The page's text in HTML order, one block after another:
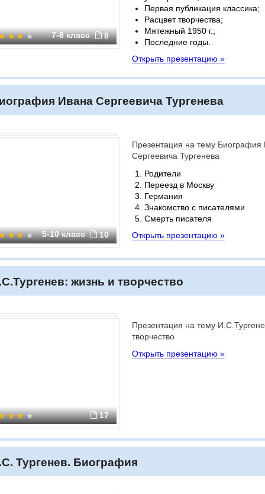
7-8 класс 8
Первая публикация классика;
Расцвет творчества;
Мятежный 1950 г.;
Последние годы.
Открыть презентацию »
Ивана Сергеевича Тургенева
5-10 класс 10
Презентация на тему Биография
Сергеевича Тургенева
Родители
Переезд в Москву
Германия
Знакомство с писателями
Смерть писателя
Открыть презентацию »
жизнь и творчество
17
Презентация на тему
творчество
Открыть презентацию »
Тургенев. Биография